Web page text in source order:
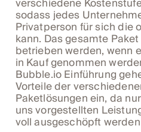
verschiedene
sodass jedes
Privatperson für sich die
kann. Das gesamte
betrieben werden, wenn
in Kauf genommen
Bubble.io Einführung
Vorteile der
Paketlösungen ein, da
uns vorgestellten
voll ausgeschöpft